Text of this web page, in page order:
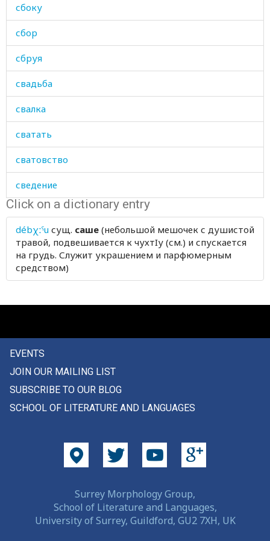
сбоку
сбор
сбруя
свадьба
свалка
сватать
сватовство
сведение
свежевать
свежий
свекла
сверкание
сверло
свернуться
сверхъестественный
светильник
Click on a dictionary entry
débχːˤu сущ. саше (небольшой мешочек с душистой
травой, подвешивается к чухтIу (см.) и спускается
на грудь. Служит украшением и парфюмерным
средством)
EVENTS
JOIN OUR MAILING LIST
SUBSCRIBE TO OUR BLOG
SCHOOL OF LITERATURE AND LANGUAGES
Surrey Morphology Group,
School of Literature and Languages,
University of Surrey, Guildford, GU2 7XH, UK